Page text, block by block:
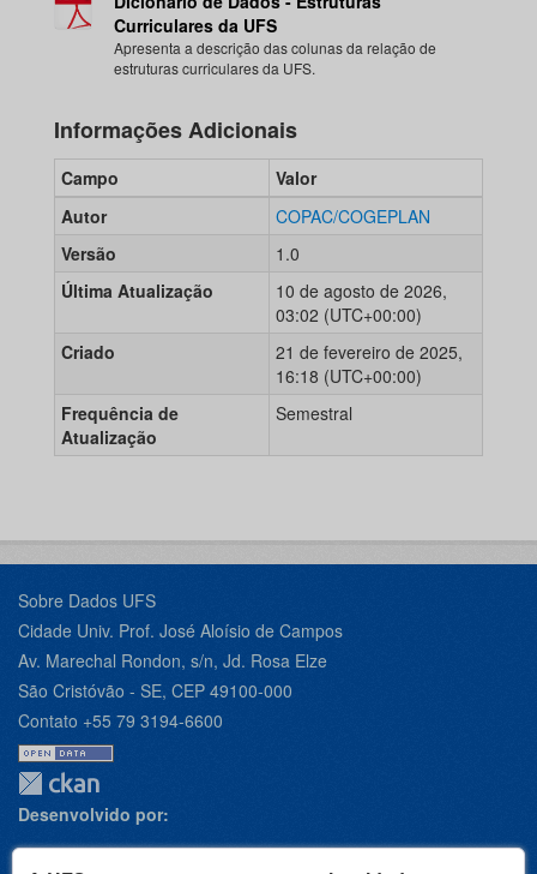
Curriculares da UFS
Apresenta a descrição das colunas da relação de
estruturas curriculares da UFS.
Informações Adicionais
Campo
Valor
Autor
COPAC/COGEPLAN
Versão
1.0
Última Atualização
10 de agosto de 2026,
03:02 (UTC+00:00)
Criado
21 de fevereiro de 2025,
16:18 (UTC+00:00)
Frequência de
Atualização
Semestral
Sobre Dados UFS
Cidade Univ. Prof. José Aloísio de Campos
Av. Marechal Rondon, s/n, Jd. Rosa Elze
São Cristóvão - SE, CEP 49100-000
Contato +55 79 3194-6600
Desenvolvido por: